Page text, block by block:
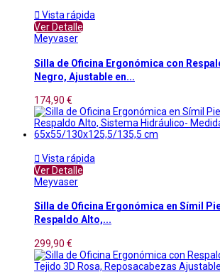
 Vista rápida
Ver Detalle
Meyvaser
Silla de Oficina Ergonómica con
Negro, Ajustable en...
174,90 €
 Vista rápida
Ver Detalle
Meyvaser
Silla de Oficina Ergonómica en Símil
Respaldo Alto,...
299,90 €